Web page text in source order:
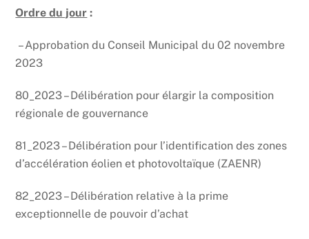
Ordre du jour :
– Approbation du Conseil Municipal du 02 novembre
2023
80_2023 – Délibération pour élargir la composition
régionale de gouvernance
81_2023 – Délibération pour l’identification des zones
d’accélération éolien et photovoltaïque (ZAENR)
82_2023 – Délibération relative à la prime
exceptionnelle de pouvoir d’achat